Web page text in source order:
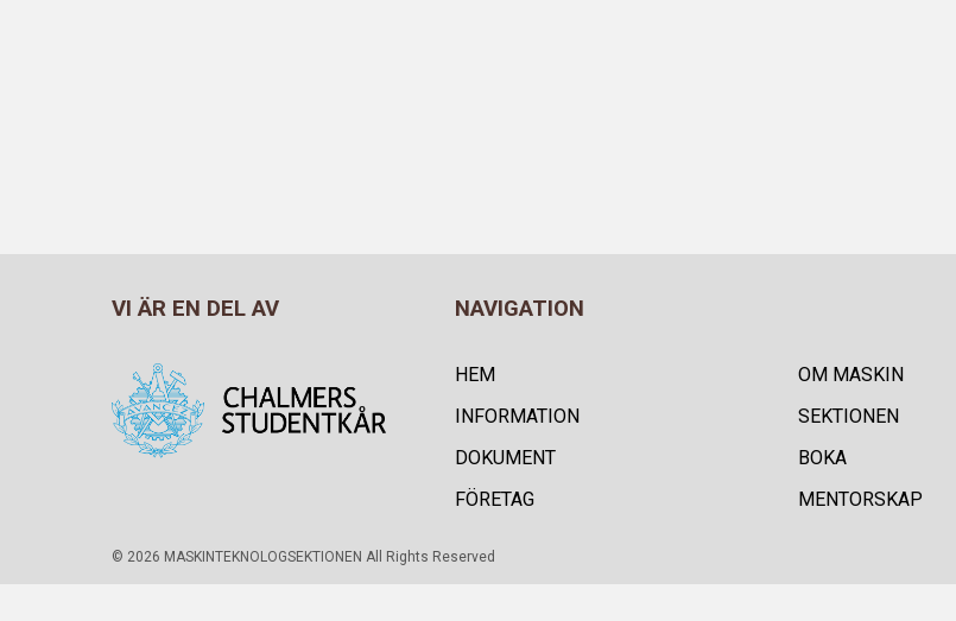
VI ÄR EN DEL AV NAVIGATION
HEM
OM MASKIN
INFORMATION
SEKTIONEN
DOKUMENT
BOKA
FÖRETAG
MENTORSKAP
© 2026 MASKINTEKNOLOGSEKTIONEN All Rights Reserved